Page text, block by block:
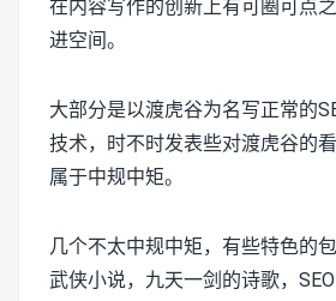
在内容写作的创新上有可圈可点
进空间。
大部分是以渡虎谷为名写正常的
技术，时不时发表些对渡虎谷的
属于中规中矩。
几个不太中规中矩，有些特色的
武侠小说，九天一剑的诗歌，